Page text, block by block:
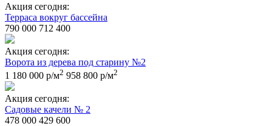
Акция сегодня:
Терраса вокруг бассейна
790 000 712 400
Акция сегодня:
Ворота из дерева под старину №2
1 180 000 р/м2 958 800 р/м2
Акция сегодня:
Садовые качели № 2
478 000 429 600